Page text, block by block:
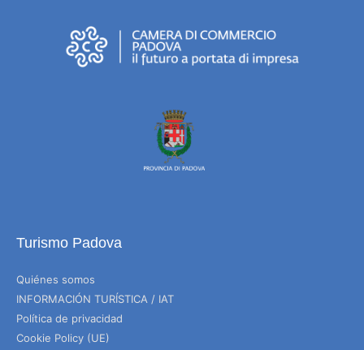
Turismo Padova
Quiénes somos
INFORMACIÓN TURÍSTICA / IAT
Política de privacidad
Cookie Policy (UE)